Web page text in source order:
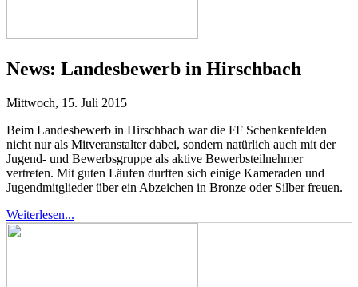
News: Landesbewerb in Hirschbach
Mittwoch, 15. Juli 2015
Beim Landesbewerb in Hirschbach war die FF Schenkenfelden
nicht nur als Mitveranstalter dabei, sondern natürlich auch mit der
Jugend- und Bewerbsgruppe als aktive Bewerbsteilnehmer
vertreten. Mit guten Läufen durften sich einige Kameraden und
Jugendmitglieder über ein Abzeichen in Bronze oder Silber freuen.
Weiterlesen...